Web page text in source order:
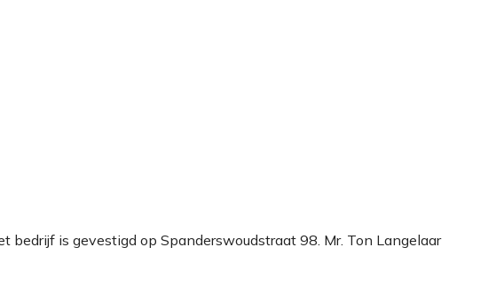
bedrijf is gevestigd op Spanderswoudstraat 98. Mr. Ton Langelaar